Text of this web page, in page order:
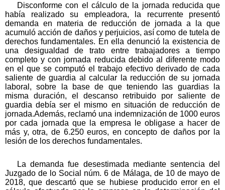
Disconforme con el cálculo de la jornada reducida que
había realizado su empleadora, la recurrente presentó
demanda en materia de reducción de jornada a la que
acumuló acción de daños y perjuicios, así como de tutela de
derechos fundamentales. En ella denunció la existencia de
una desigualdad de trato entre trabajadores a tiempo
completo y con jornada reducida debido al diferente modo
en el que se computó el trabajo efectivo derivado de cada
saliente de guardia al calcular la reducción de su jornada
laboral, sobre la base de que teniendo las guardias la
misma duración, el descanso retribuido por saliente de
guardia debía ser el mismo en situación de reducción de
jornada.Además, reclamó una indemnización de 1000 euros
por cada jornada que la empresa le obligase a hacer de
más y, otra, de 6.250 euros, en concepto de daños por la
lesión de los derechos fundamentales.
La demanda fue desestimada mediante sentencia del
Juzgado de lo Social núm. 6 de Málaga, de 10 de mayo de
2018, que descartó que se hubiese producido error en el